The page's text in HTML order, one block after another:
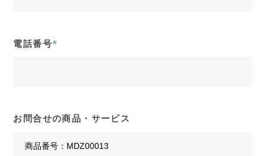
電話番号*
お問合せの商品・サービス